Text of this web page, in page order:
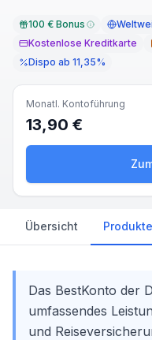
100 € Bonus
Kostenlose Kreditkarte
Dispo ab 11,35%
Monatl. Kontoführung
13,90 €
Übersicht Produkte
Das BestKonto der
umfassendes
und